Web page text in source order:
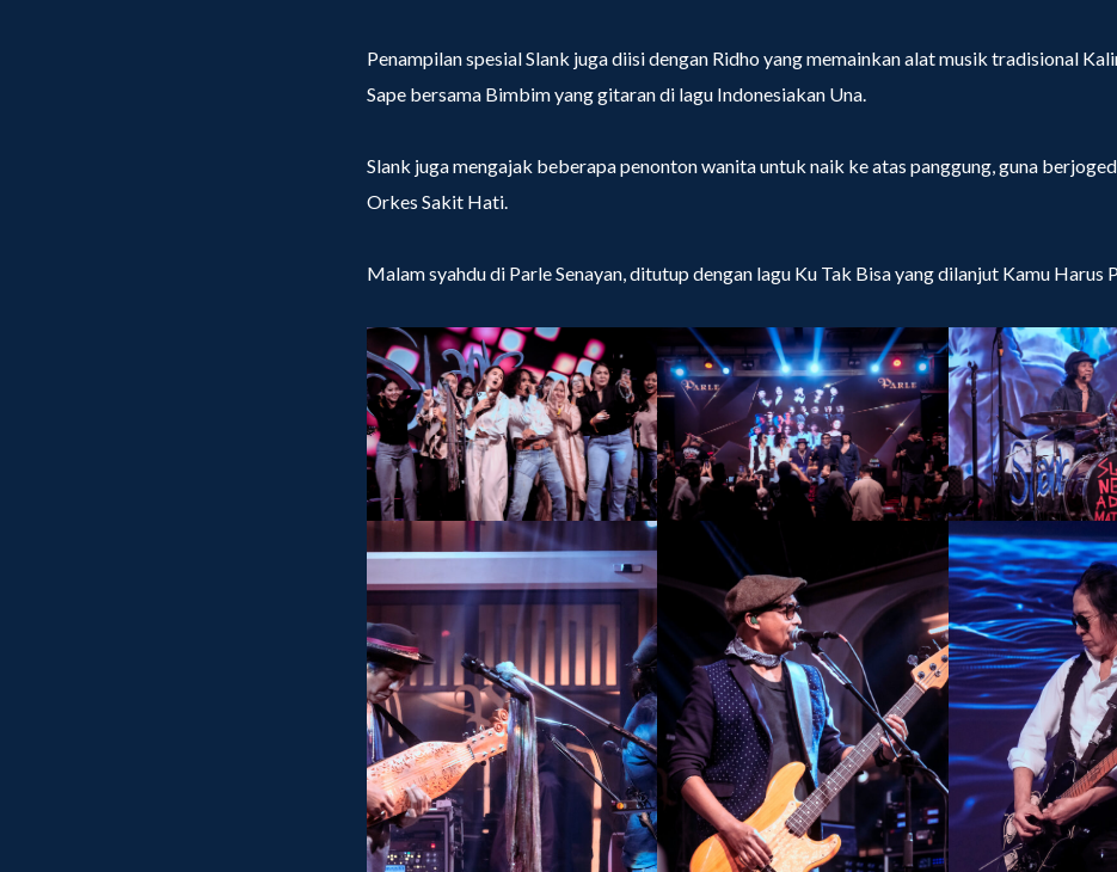
Penampilan spesial Slank juga diisi dengan Ridho yang memainkan alat musik tradisional
Sape bersama Bimbim yang gitaran di lagu Indonesiakan Una.
Slank juga mengajak beberapa penonton wanita untuk naik ke atas panggung, guna
Orkes Sakit Hati.
Malam syahdu di Parle Senayan, ditutup dengan lagu Ku Tak Bisa yang dilanjut Kamu Harus